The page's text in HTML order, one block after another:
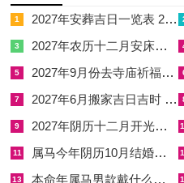
其在换季与空气污浊时症状加剧
但更易被忽略的，往往是火炎土
生疮、心烦失眠、额头与后背
扰，虽看似小恙，长期累积却
效率。
随寅午合火局催旺心火。情绪上
1 2027年安葬吉日一览表 2027年12月安葬吉日一览表
3 2027年农历十二月安床吉日 2027年正月安床吉日吉时查询
5 2027年9月份去寺庙祈福的日子 2027年5月去寺庙吉日一览表
7 2027年6月搬家吉日吉时 2027年农历6月搬家吉日一览表
9 2027年阴历十二月开光吉日 2027年12月开光吉日一览表
11 属马今年阴历10月结婚好吗 属马还有几年本命年结婚呢好吗
13 本命年属马男款戴什么财神 本命年属马男士戴什么好一点